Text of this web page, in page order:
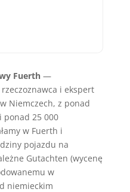
Fuerth—
rzeczoznawca i ekspert
Niemczech, z ponad
ponad 25 000
w Fuerth i
pojazdu na
Gutachten (wycenę
w
niemieckim